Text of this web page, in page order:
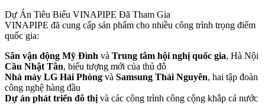
Dự Án Tiêu Biểu VINAPIPE Đã Tham Gia
VINAPIPE đã cung cấp sản phẩm cho nhiều công trình trọng điểm
quốc gia:
Sân vận động Mỹ Đình và Trung tâm hội nghị quốc gia, Hà Nội
Cầu Nhật Tân, biểu tượng mới của thủ đô
Nhà máy LG Hải Phòng và Samsung Thái Nguyên, hai tập đoàn
công nghệ hàng đầu
Dự án phát triển đô thị và các công trình công cộng khắp cả nước